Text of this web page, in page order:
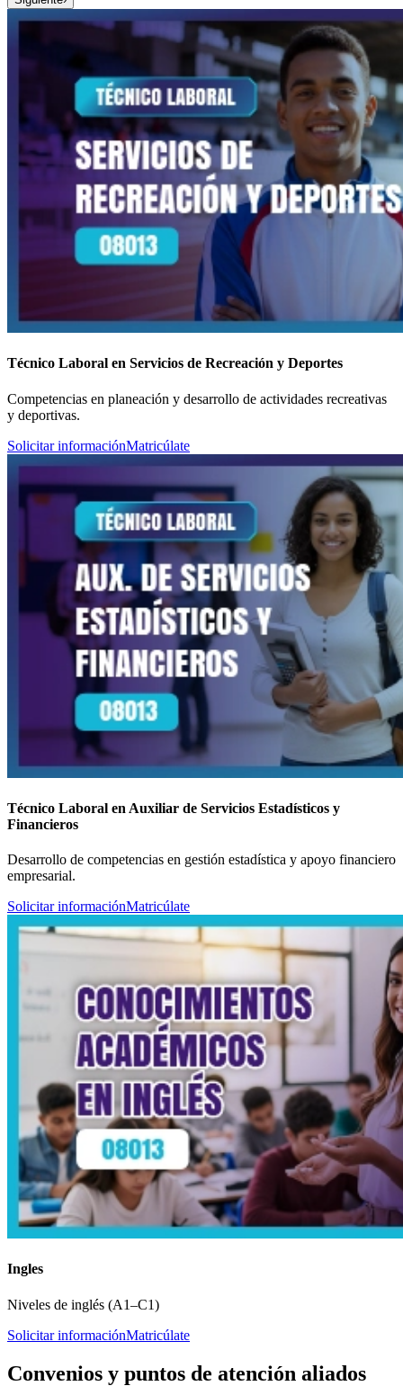
Técnico Laboral en Servicios de Recreación y Deportes
Competencias en planeación y desarrollo de actividades recreativas
y deportivas.
Solicitar informaciónMatricúlate
Técnico Laboral en Auxiliar de Servicios Estadísticos y
Financieros
Desarrollo de competencias en gestión estadística y apoyo financiero
empresarial.
Solicitar informaciónMatricúlate
Ingles
Niveles de inglés (A1–C1)
Solicitar informaciónMatricúlate
Convenios y puntos de atención aliados